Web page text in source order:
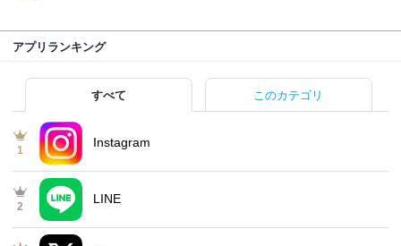
アプリランキング
すべて このカテゴリ
1
Instagram
2
LINE